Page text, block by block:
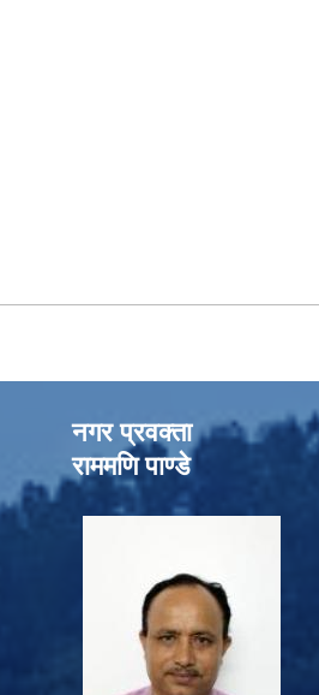
नगर प्रवक्ता
राममणि पाण्डे